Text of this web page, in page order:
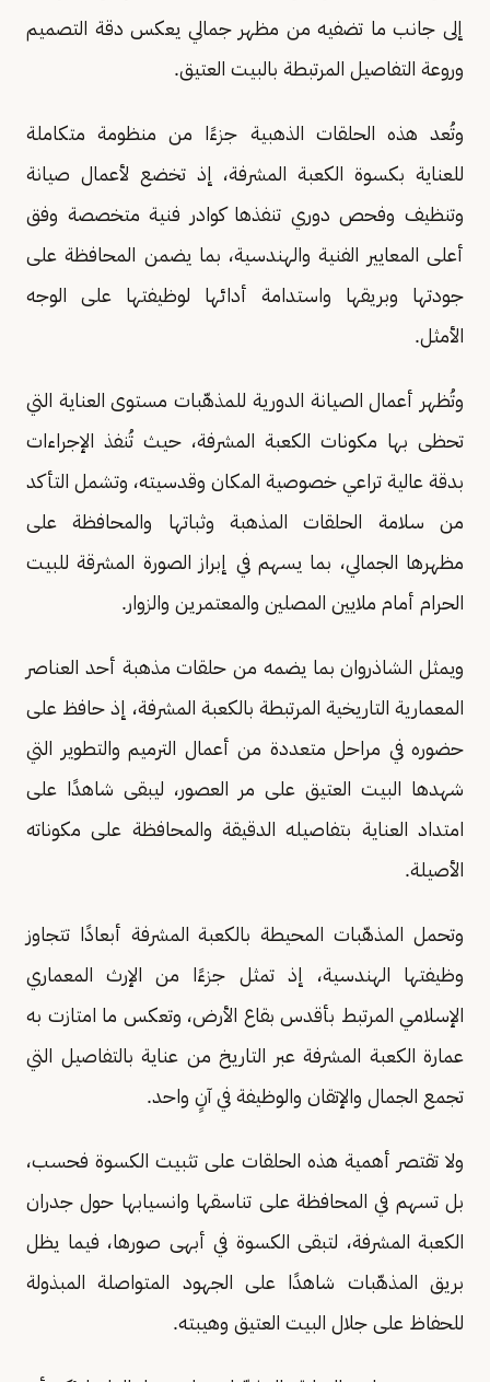
إلى جانب ما تضفيه من مظهر جمالي يعكس دقة التصميم
وروعة التفاصيل المرتبطة بالبيت العتيق.
وتُعد هذه الحلقات الذهبية جزءًا من منظومة متكاملة
للعناية بكسوة الكعبة المشرفة، إذ تخضع لأعمال صيانة
وتنظيف وفحص دوري تنفذها كوادر فنية متخصصة وفق
أعلى المعايير الفنية والهندسية، بما يضمن المحافظة على
جودتها وبريقها واستدامة أدائها لوظيفتها على الوجه
الأمثل.
وتُظهر أعمال الصيانة الدورية للمذهّبات مستوى العناية التي
تحظى بها مكونات الكعبة المشرفة، حيث تُنفذ الإجراءات
بدقة عالية تراعي خصوصية المكان وقدسيته، وتشمل التأكد
من سلامة الحلقات المذهبة وثباتها والمحافظة على
مظهرها الجمالي، بما يسهم في إبراز الصورة المشرقة للبيت
الحرام أمام ملايين المصلين والمعتمرين والزوار.
ويمثل الشاذروان بما يضمه من حلقات مذهبة أحد العناصر
المعمارية التاريخية المرتبطة بالكعبة المشرفة، إذ حافظ على
حضوره في مراحل متعددة من أعمال الترميم والتطوير التي
شهدها البيت العتيق على مر العصور، ليبقى شاهدًا على
امتداد العناية بتفاصيله الدقيقة والمحافظة على مكوناته
الأصيلة.
وتحمل المذهّبات المحيطة بالكعبة المشرفة أبعادًا تتجاوز
وظيفتها الهندسية، إذ تمثل جزءًا من الإرث المعماري
الإسلامي المرتبط بأقدس بقاع الأرض، وتعكس ما امتازت به
عمارة الكعبة المشرفة عبر التاريخ من عناية بالتفاصيل التي
تجمع الجمال والإتقان والوظيفة في آنٍ واحد.
ولا تقتصر أهمية هذه الحلقات على تثبيت الكسوة فحسب،
بل تسهم في المحافظة على تناسقها وانسيابها حول جدران
الكعبة المشرفة، لتبقى الكسوة في أبهى صورها، فيما يظل
بريق المذهّبات شاهدًا على الجهود المتواصلة المبذولة
للحفاظ على جلال البيت العتيق وهيبته.